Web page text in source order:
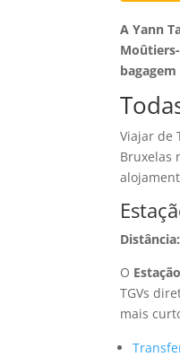
A Yann
Viajar de
Bruxelas
O
TGVs
mais